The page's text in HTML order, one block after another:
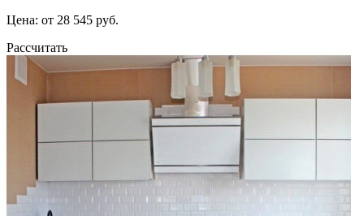
Цена: от 28 545 руб.
Рассчитать